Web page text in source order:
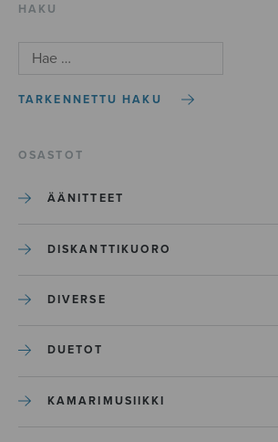
HAKU
TARKENNETTU HAKU
OSASTOT
ÄÄNITTEET
DISKANTTIKUORO
DIVERSE
DUETOT
KAMARIMUSIIKKI